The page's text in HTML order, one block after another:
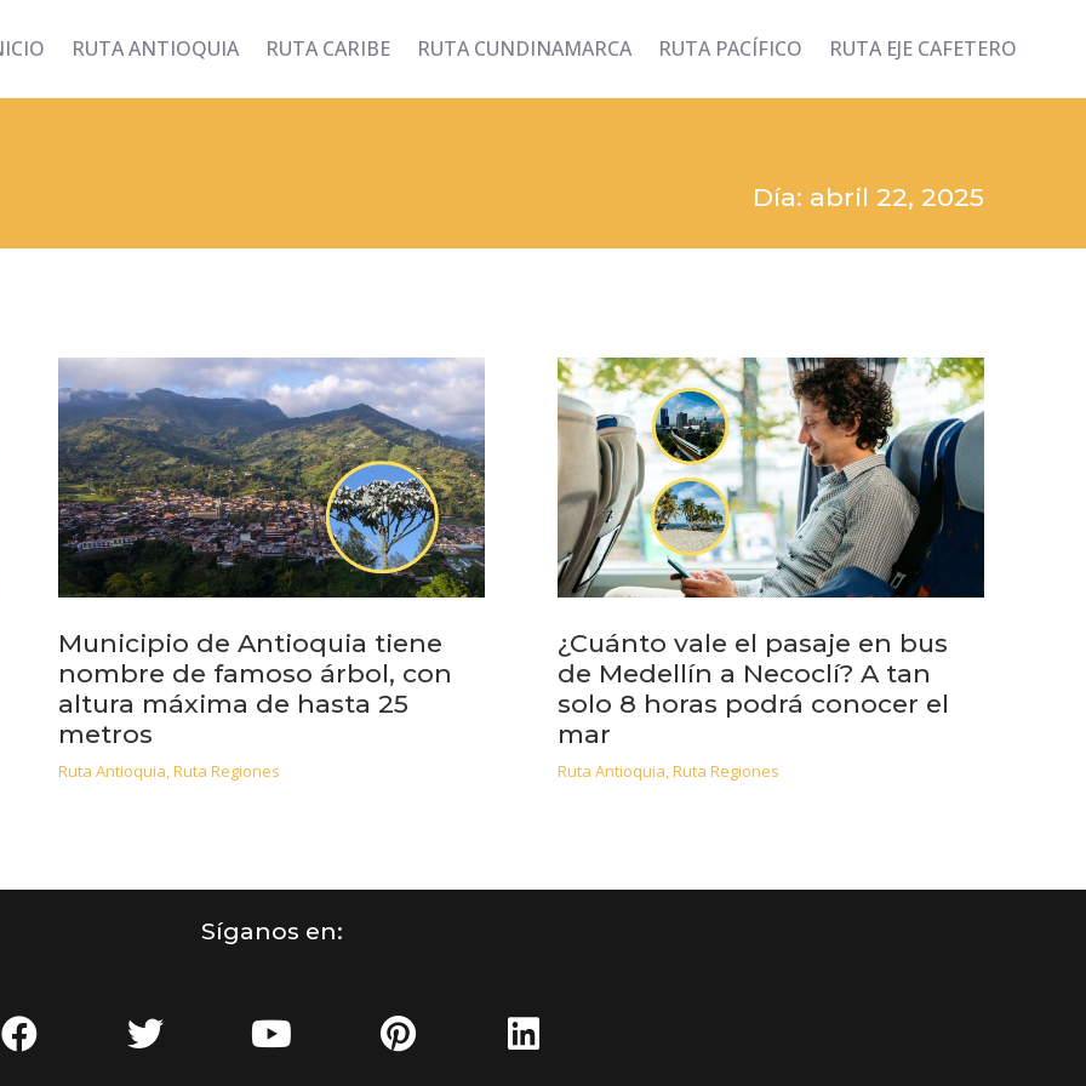
RUTA ANTIOQUIA RUTA CARIBE RUTA CUNDINAMARCA RUTA PACÍFICO RUTA EJE CAFETERO
Día: abril 22, 2025
Municipio de Antioquia tiene
nombre de famoso árbol, con
altura máxima de hasta 25
metros
Ruta Antioquia,Ruta Regiones
¿Cuánto vale el pasaje en bus
de Medellín a Necoclí? A tan
solo 8 horas podrá conocer el
mar
Ruta Antioquia,Ruta Regiones
Síganos en: